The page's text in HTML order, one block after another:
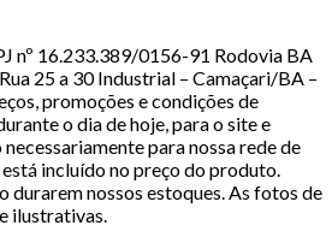
nº 16.233.389/0156-91 Rodovia BA
25 a 30 Industrial – Camaçari/BA –
promoções e condições de
o dia de hoje, para o site e
necessariamente para nossa rede de
incluído no preço do produto.
durarem nossos estoques. As fotos de
ilustrativas.